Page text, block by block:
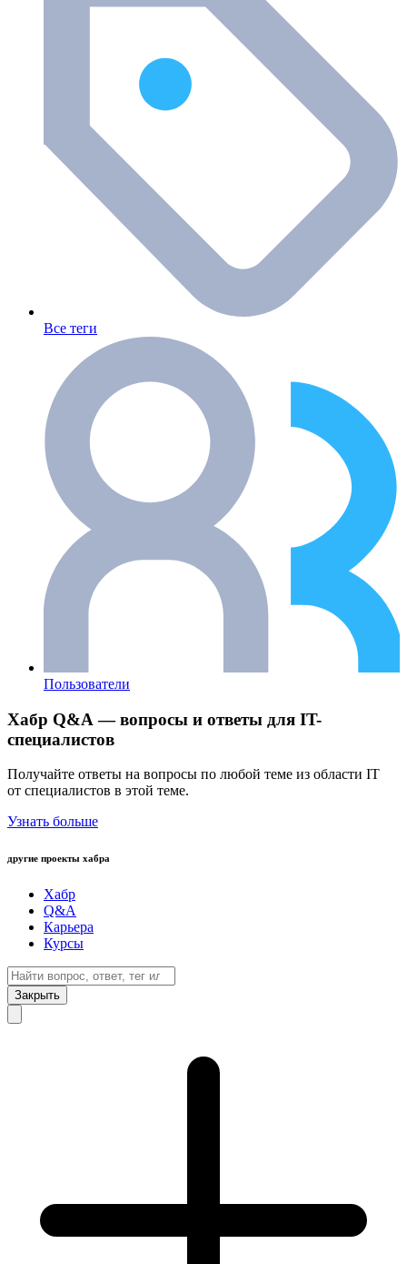
Все теги
Пользователи
Хабр Q&A — вопросы и ответы для IT-
специалистов
Получайте ответы на вопросы по любой теме из области IT
от специалистов в этой теме.
Узнать больше
другие проекты хабра
Хабр
Q&A
Карьера
Курсы
Закрыть